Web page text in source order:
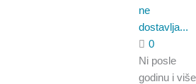
ne
dostavlja...
0
Ni posle
godinu i više